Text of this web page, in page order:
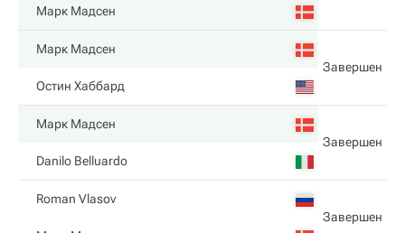
Марк Мадсен
Марк Мадсен
Завершен
Остин Хаббард
Марк Мадсен
Завершен
Danilo Belluardo
Roman Vlasov
Завершен